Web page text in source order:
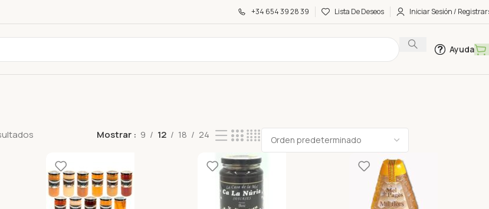
+34 654 39 28 39 Lista De Deseos Iniciar Sesión /
Ayuda
Mostrar 9 12 18 24